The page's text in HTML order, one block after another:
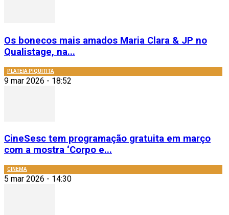
Os bonecos mais amados Maria Clara & JP no
Qualistage, na...
PLATEIA PIQUITITA
9 mar 2026 - 18:52
CineSesc tem programação gratuita em março
com a mostra ‘Corpo e...
CINEMA
5 mar 2026 - 14:30